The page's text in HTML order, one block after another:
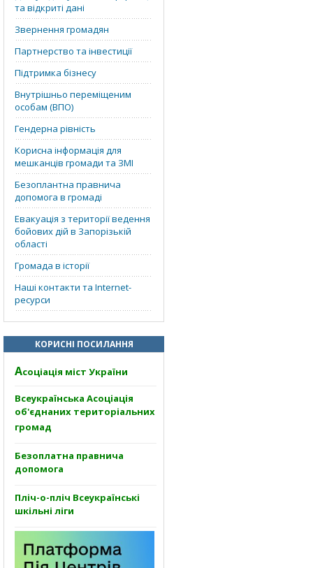
та відкриті дані
Звернення громадян
Партнерство та інвестиції
Підтримка бізнесу
Внутрішньо переміщеним
особам (ВПО)
Гендерна рівність
Корисна інформація для
мешканців громади та ЗМІ
Безоплантна правнича
допомога в громаді
Евакуація з території ведення
бойових дій в Запорізькій
області
Громада в історії
Наші контакти та Internet-
ресурси
КОРИСНІ ПОСИЛАННЯ
Асоціація міст України
Всеукраїнська Асоціація
об'єднаних територіальних
громад
Безоплатна правнича
допомога
Пліч-о-пліч Всеукраїнські
шкільні ліги